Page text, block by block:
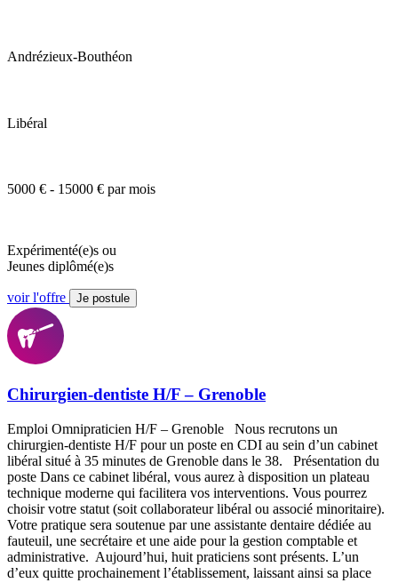
Andrézieux-Bouthéon
Libéral
5000 € - 15000 € par mois
Expérimenté(e)s ou
Jeunes diplômé(e)s
voir l'offre Je postule
Chirurgien-dentiste H/F – Grenoble
Emploi Omnipraticien H/F – Grenoble Nous recrutons un
chirurgien-dentiste H/F pour un poste en CDI au sein d’un cabinet
libéral situé à 35 minutes de Grenoble dans le 38. Présentation du
poste Dans ce cabinet libéral, vous aurez à disposition un plateau
technique moderne qui facilitera vos interventions. Vous pourrez
choisir votre statut (soit collaborateur libéral ou associé minoritaire).
Votre pratique sera soutenue par une assistante dentaire dédiée au
fauteuil, une secrétaire et une aide pour la gestion comptable et
administrative. Aujourd’hui, huit praticiens sont présents. L’un
d’eux quitte prochainement l’établissement, laissant ainsi sa place